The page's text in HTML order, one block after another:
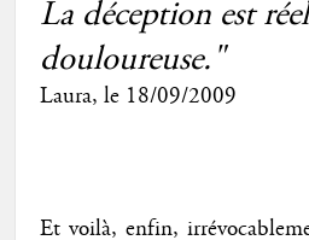
La déception est
douloureuse."
Laura, le 18/09/2009
Et voilà, enfin,